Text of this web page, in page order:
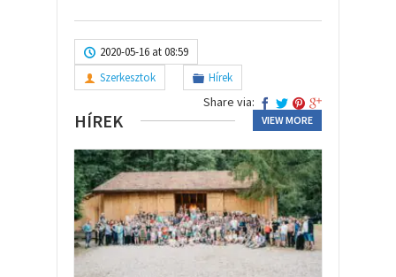
2020-05-16 at 08:59
Szerkesztok
Hírek
Share via:
HÍREK VIEW MORE